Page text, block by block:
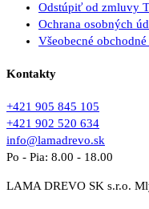
Odstúpiť od zmluvy
Ochrana osobných
Všeobecné
Kontakty
+421 905 845 105
+421 902 520 634
info@lamadrevo.sk
Po - Pia: 8.00 - 18.00
LAMA DREVO SK s.r.o.